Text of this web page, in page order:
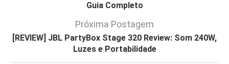
Guia Completo
Próxima Postagem
[REVIEW] JBL PartyBox Stage 320 Review: Som 240W,
Luzes e Portabilidade